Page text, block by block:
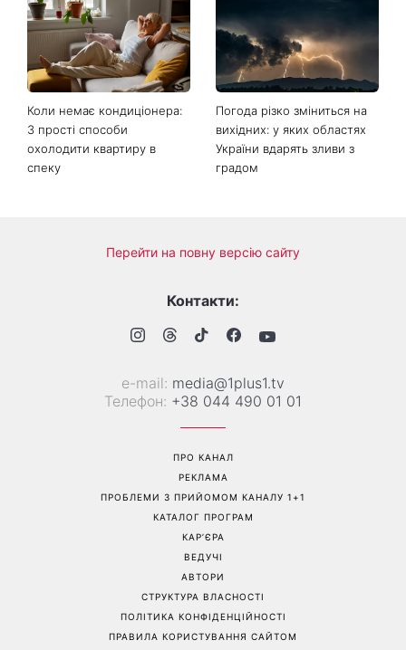
чеку: Укрпошта почала
друкувати персональну
інформацію в
розрахункових квитанціях
показалася публіці: як зараз
виглядає легендарна 79-
річна співачка
Коли немає кондиціонера:
Погода різко зміниться на
вихідних: у яких областях
України вдарять зливи з
градом